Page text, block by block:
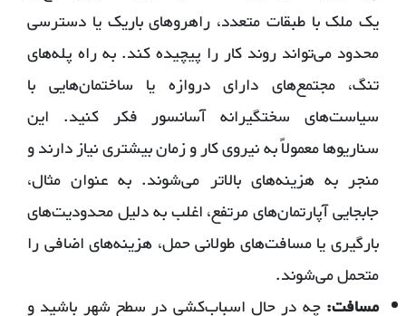
یک ملک با طبقات متعدد، راهروهای باریک یا دسترسی
محدود می‌تواند روند کار را پیچیده کند. به راه پله‌های
تنگ، مجتمع‌های دارای دروازه یا ساختمان‌هایی با
سیاست‌های سختگیرانه آسانسور فکر کنید. این
سناریوها معمولاً به نیروی کار و زمان بیشتری نیاز دارند و
منجر به هزینه‌های بالاتر می‌شوند. به عنوان مثال،
جابجایی آپارتمان‌های مرتفع، اغلب به دلیل محدودیت‌های
بارگیری یا مسافت‌های طولانی حمل، هزینه‌های اضافی را
متحمل می‌شوند.
مسافت: چه در حال اسباب‌کشی در سطح شهر باشید و